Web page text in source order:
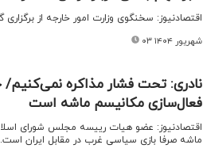
اقتصادنیوز: سخنگوی وزارت امور خارجه از
۰۳ شهریور ۱۴۰۴
نادری: تحت فشار مذاکره نمی‌کنیم/
فعال‌سازی مکانیسم ماشه است
اقتصادنیوز: عضو هیات رییسه مجلس شورای
ماشه صرفا بازی سیاسی غرب در مقابل ایران است.